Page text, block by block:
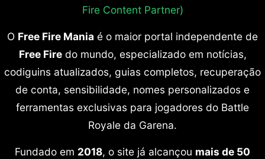
Fire Content Partner)
O Free Fire Mania é o maior portal independente de
Free Firedo mundo, especializado em notícias,
codiguins atualizados, guias completos, recuperação
de conta, sensibilidade, nomes personalizados e
ferramentas exclusivas para jogadores do Battle
Royale da Garena.
Fundado em 2018, o site já alcançou mais de 50